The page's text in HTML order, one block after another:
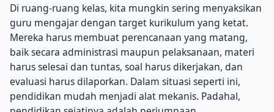
Di ruang-ruang kelas, kita mungkin sering menyaksikan
guru mengajar dengan target kurikulum yang ketat.
Mereka harus membuat perencanaan yang matang,
baik secara administrasi maupun pelaksanaan, materi
harus selesai dan tuntas, soal harus dikerjakan, dan
evaluasi harus dilaporkan. Dalam situasi seperti ini,
pendidikan mudah menjadi alat mekanis. Padahal,